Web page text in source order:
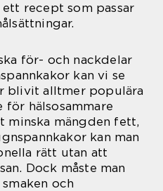
recept som passar
för- och nackdelar
kan vi se
blivit alltmer populära
för hälsosammare
minska mängden fett,
kan man
rätt utan att
Dock måste man
och